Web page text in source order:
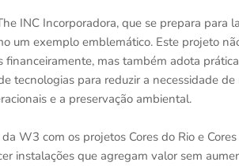
INC Incorporadora, que se prepara para
um exemplo emblemático. Este projeto
financeiramente, mas também adota
tecnologias para reduzir a necessidade
e a preservação ambiental.
W3 com os projetos Cores do Rio e
instalações que agregam valor sem